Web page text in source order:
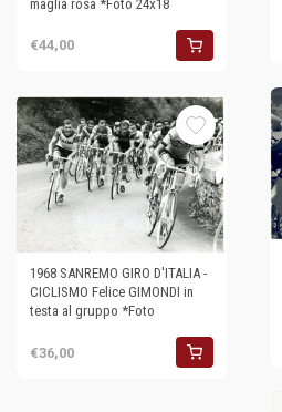
maglia rosa *Foto 24x18
€44,00
1968 SANREMO GIRO D'ITALIA -
CICLISMO Felice GIMONDI in
testa al gruppo *Foto
€36,00